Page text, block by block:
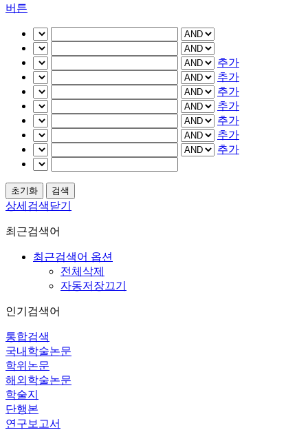
버튼
추가
추가
추가
추가
추가
추가
추가
상세검색닫기
최근검색어
최근검색어 옵션
전체삭제
자동저장끄기
인기검색어
통합검색
국내학술논문
학위논문
해외학술논문
학술지
단행본
연구보고서